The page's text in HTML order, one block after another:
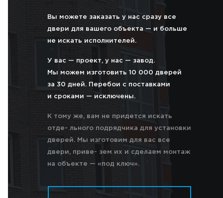
Вы можете заказать у нас сразу все
двери для вашего объекта — и больше
не искать исполнителей.
У вас — проект, у нас — завод.
Мы можем изготовить 10 000 дверей
за 30 дней. Перебои с поставками
и сроками — исключены.
К тому же, вам не придется искать
отде- льного подрядчика для установки
дверей. Мы изготовим для вас все
двери, приве- зем их и сделаем монтаж
на объекте — «под ключ».